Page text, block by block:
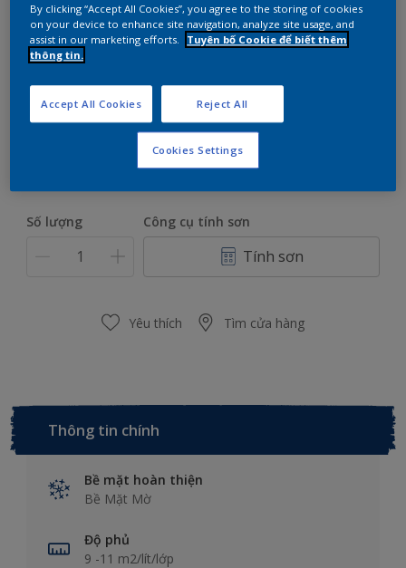
WHITE 75603
Only 1 Colour is Available
Số lượng Công cụ tính sơn
Tính sơn
Yêu thích Tìm cửa hàng
Thông tin chính
Bề mặt hoàn thiện
Bề Mặt Mờ
Độ phủ
9 -11 m2/lít/lớp
By clicking “Accept All Cookies”, you agree to the storing of cookies
on your device to enhance site navigation, analyze site usage, and
assist in our marketing efforts.
Tuyên bố Cookie để biết thêm
thông tin.
Reject All
Accept All Cookies
Cookies Settings